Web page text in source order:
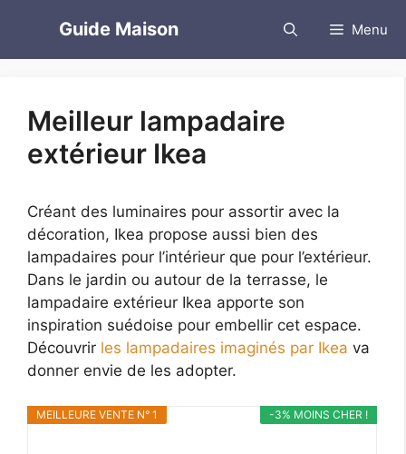
contenu
Guide Maison Menu
Meilleur lampadaire
extérieur Ikea
Créant des luminaires pour assortir avec la
décoration, Ikea propose aussi bien des
lampadaires pour l’intérieur que pour l’extérieur.
Dans le jardin ou autour de la terrasse, le
lampadaire extérieur Ikea apporte son
inspiration suédoise pour embellir cet espace.
Découvrir les lampadaires imaginés par Ikea va
donner envie de les adopter.
-3% MOINS CHER !
MEILLEURE VENTE N° 1